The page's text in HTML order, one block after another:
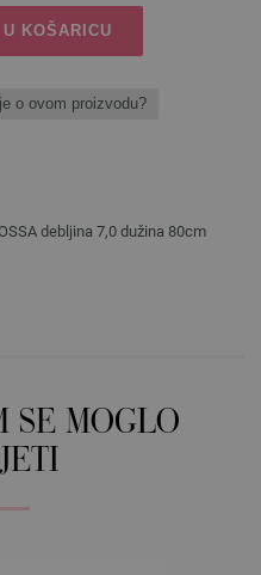
KOŠARICU
o ovom proizvodu?
debljina 7,0 dužina 80cm
SE MOGLO